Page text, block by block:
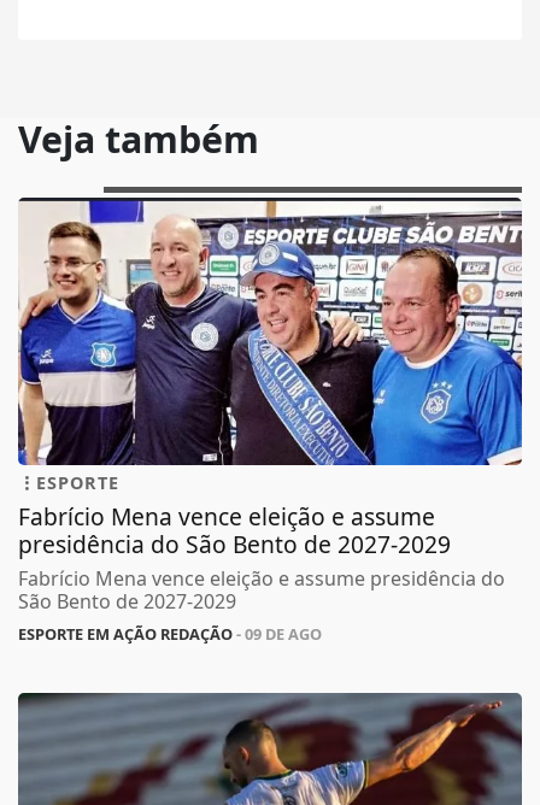
Veja também
ESPORTE
Fabrício Mena vence eleição e assume
presidência do São Bento de 2027-2029
Fabrício Mena vence eleição e assume presidência do
São Bento de 2027-2029
ESPORTE EM AÇÃO REDAÇÃO- 09 DE AGO